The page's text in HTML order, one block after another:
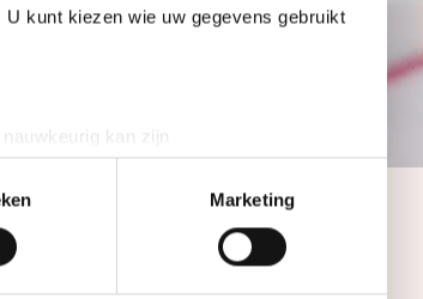
kunt kiezen wie uw gegevens gebruikt
kan zijn
(fingerprinting)
in het
detailgedeeltein. U kunt uw
Marketing